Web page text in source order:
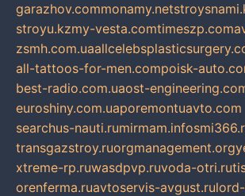
garazhov.commonamy.net
stroyu.kzmy-vesta.comtimeszp.com
zsmh.com.ua
all-tattoos-for-men.compoisk-
best-radio.com.uaost-
euroshiny.com.uaporemontuavto.com
searchus-nauti.rumirmam.info
transgazstroy.ruorgmanagement.org
xtreme-rp.ruwasdpvp.ruvoda-otri.ru
orenferma.ruavtoservis-avgust.ru